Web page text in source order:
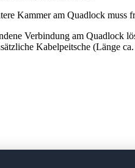
Kammer am Quadlock muss
Verbindung am Quadlock
Kabelpeitsche (Länge